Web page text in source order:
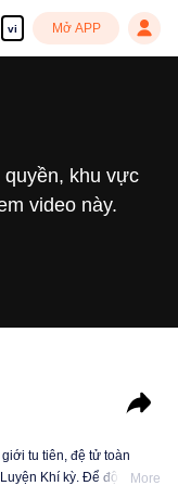
vi Mở APP
khu vực
video này.
tu tiên, đệ tử toàn
Khí kỳ. Để đột phá,
More